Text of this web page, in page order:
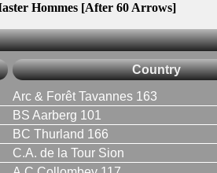
Hommes [After 60 Arrows]
Country
Arc & Forêt Tavannes 163
BS Aarberg 101
BC Thurland 166
C.A. de la Tour Sion